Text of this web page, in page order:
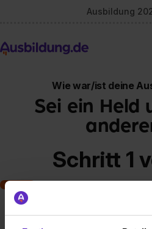
Ausbildung
Wie war/ist deine
Sei ein Held
Schritt 1